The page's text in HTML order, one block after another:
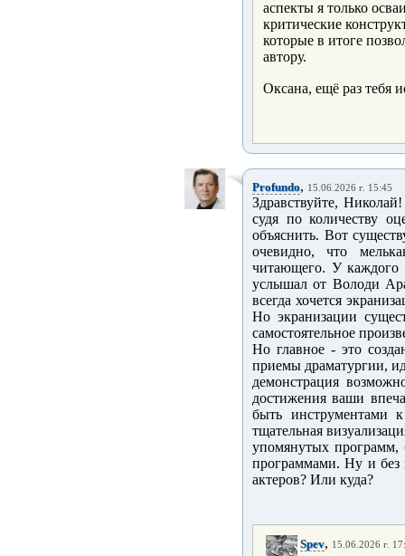
аспекты я только
критические
которые в итоге
автору.
Оксана, ещё раз тебя
Profundo, 15.06.2026 г. 15:45
Здравствуйте,
судя по количеству
объяснить. Вот
очевидно, что
читающего. У каждого
услышал от Володи
всегда хочется
Но экранизации
самостоятельное
Но главное - это
приемы драматургии,
демонстрация
достижения ваши
быть инструментами
тщательная
упомянутых
программами. Ну и без
актеров? Или куда?
Spev, 15.06.2026 г.